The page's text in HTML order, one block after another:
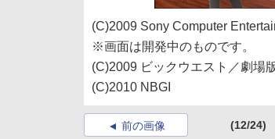
(C)2009 Sony Computer
※画面は開発中のものです。
(C)2009 ビックウエスト／劇場
(C)2010 NBGI
前の画像 (12/24)